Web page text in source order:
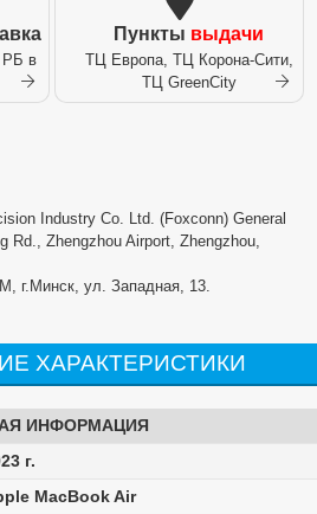
РБ в
Пункты выдачи
ТЦ Европа, ТЦ Корона-Сити,
ТЦ GreenCity
Industry Co. Ltd. (Foxconn) General
Rd., Zhengzhou Airport, Zhengzhou,
г.Минск, ул. Западная, 13.
ХАРАКТЕРИСТИКИ
ИНФОРМАЦИЯ
г.
MacBook Air